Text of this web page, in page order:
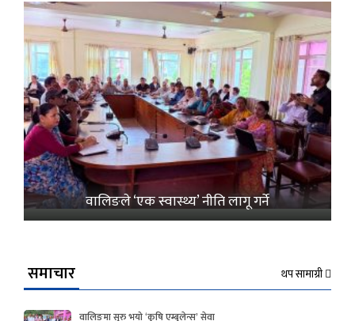
वालिङले ‘एक स्वास्थ्य’ नीति लागू गर्ने
समाचार थप सामाग्री
वालिङमा सुरु भयो ‘कृषि एम्बुलेन्स’ सेवा